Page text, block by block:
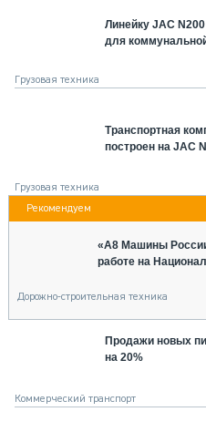
МЕРОПРИЯТИЯ
О ПРОЕКТЕ
Линейку JAC
для
Грузовая техника
Транспортная
построен на JAC
Грузовая техника
«А8 Машины
работе на
Дорожно-строительная техника
Продажи новых
на 20%
Коммерческий транспорт